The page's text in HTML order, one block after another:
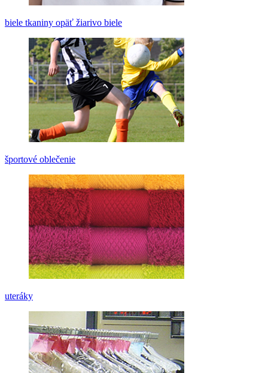
biele tkaniny opäť žiarivo biele
športové oblečenie
uteráky